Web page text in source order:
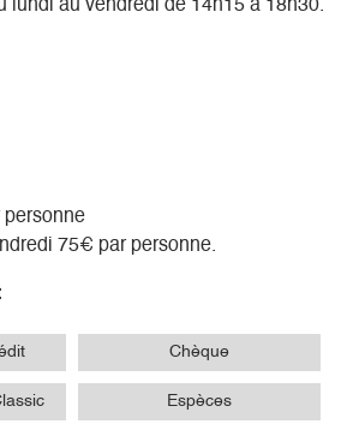
lundi au vendredi de 14h15 à 18h30.
personne
75€ par personne.
Chèque
Espèces